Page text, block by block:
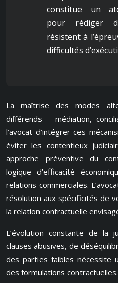
constitue un
pour rédiger
résistent à
difficultés
La maîtrise des modes
différends – médiation,
l’avocat d’intégrer ces
éviter les contentieux
approche préventive du
logique d’efficacité
relations commerciales.
résolution aux spécificités de
la relation contractuelle
L’évolution constante de la
clauses abusives, de
des parties faibles nécessite
des formulations